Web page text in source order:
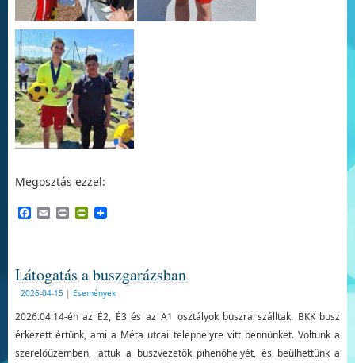
Megosztás ezzel:
Facebook
EmailPrintPrintFriendly
Látogatás a buszgarázsban
2026-04-15 | Események
2026.04.14-én az É2, É3 és az A1 osztályok buszra szálltak. BKK busz
érkezett értünk, ami a Méta utcai telephelyre vitt bennünket. Voltunk a
szerelőüzemben, láttuk a buszvezetők pihenőhelyét, és beülhettünk a